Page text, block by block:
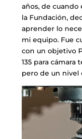
años, de cuando
la Fundación,
aprender lo
mi equipo. Fue
con un objetivo
135 para cámara
pero de un nivel